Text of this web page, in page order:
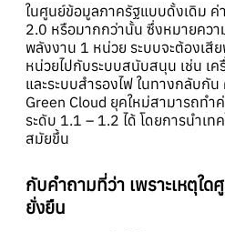
ในศูนย์ข้อมูลภาครัฐแบบดั้งเดิม ค่
2.0 หรือมากกว่านั้น ซึ่งหมายคว
พลังงาน 1 หน่วย ระบบจะต้องเสี
หน่วยไปกับระบบสนับสนุน เช่น เ
และระบบสำรองไฟ ในทางกลับกั
Green Cloud ยุคใหม่สามารถทำ
ระดับ 1.1 – 1.2 ได้ โดยการนำเท
สมัยขึ้น
กับคำถามที่ว่า เพราะเหตุใ
ยั่งยืน